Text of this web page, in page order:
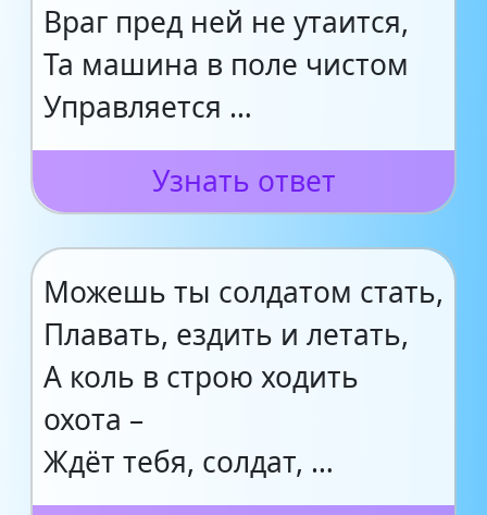
Враг пред ней не утаится,
Та машина в поле чистом
Управляется …
Узнать ответ
Можешь ты солдатом стать,
Плавать, ездить и летать,
А коль в строю ходить
охота –
Ждёт тебя, солдат, …